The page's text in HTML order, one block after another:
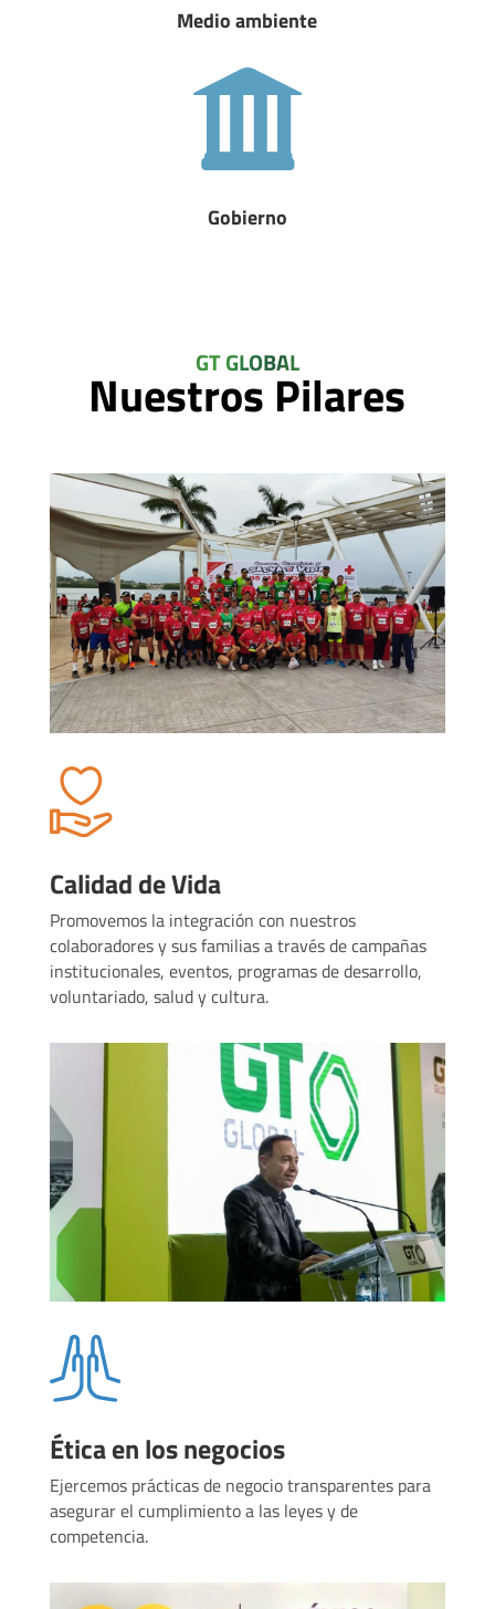
Medio ambiente
Gobierno
GT GLOBAL
Nuestros Pilares
Calidad de Vida
Promovemos la integración con nuestros
colaboradores y sus familias a través de campañas
institucionales, eventos, programas de desarrollo,
voluntariado, salud y cultura.
Ética en los negocios
Ejercemos prácticas de negocio transparentes para
asegurar el cumplimiento a las leyes y de
competencia.